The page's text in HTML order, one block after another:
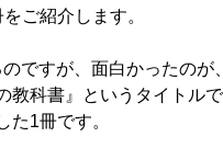
ご紹介します。
すが、面白かったのが
科書』というタイトル
た1冊です。